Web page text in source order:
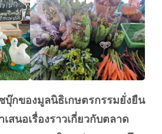
บุ๊กของมูลนิธิเกษตรกรรมยั่งยืน
สนอเรื่องราวเกี่ยวกับตลาด